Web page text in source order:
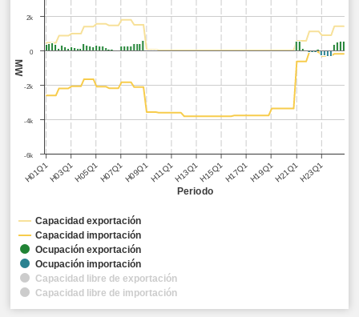
Periodo
MW
H01Q1H03Q1H05Q1H07Q1H09Q1H11Q1H13Q1H15Q1H17Q1H19Q1H21Q1H23Q1
-6k
-4k
-2k
0
2k
Capacidad exportación
Capacidad importación
Ocupación exportación
Ocupación importación
Capacidad libre de exportación
Capacidad libre de importación